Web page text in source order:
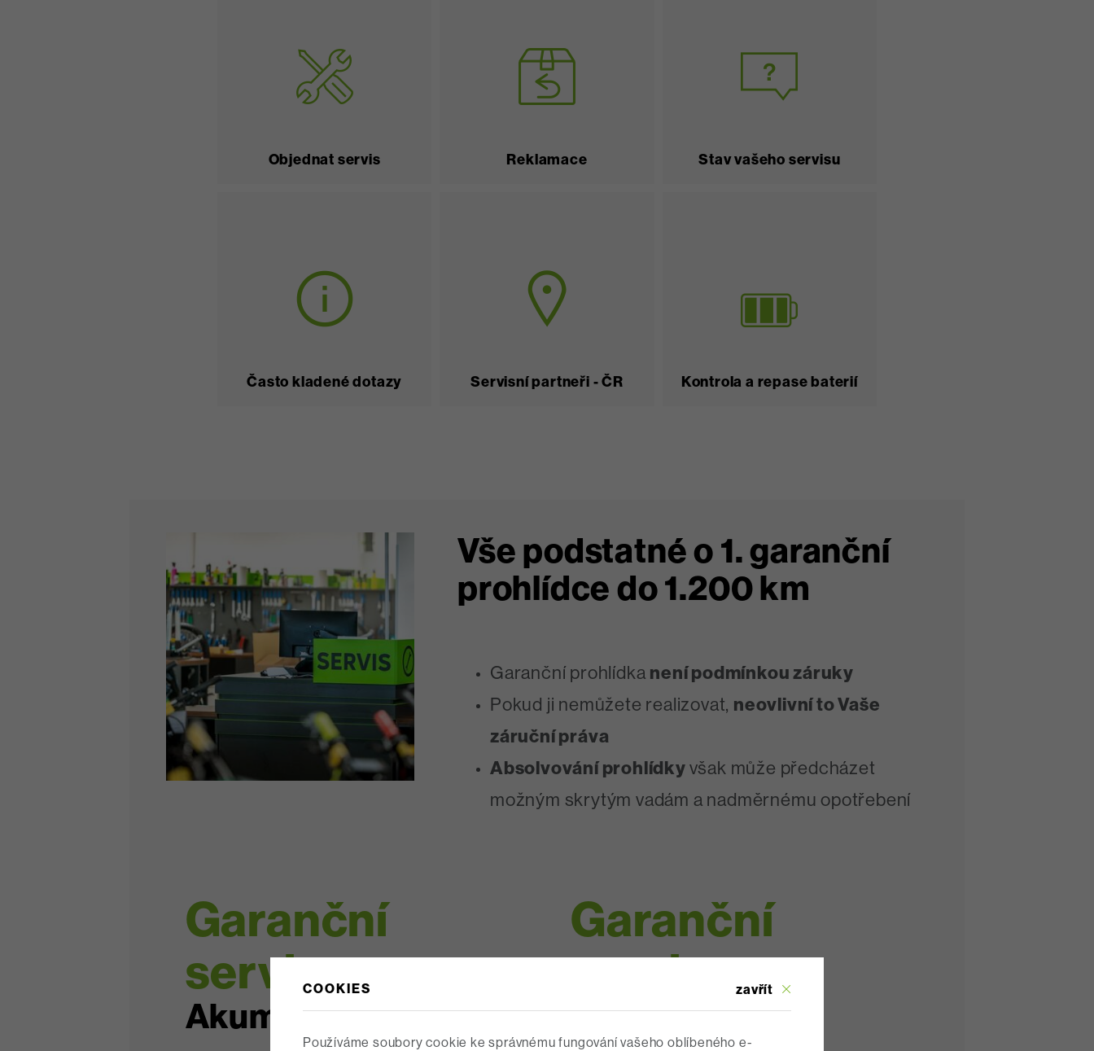
Objednat servis Reklamace Stav vašeho servisu
Často kladené dotazy Servisní partneři - ČR Kontrola a repase baterií
Vše podstatné o 1. garanční
prohlídce do 1.200 km
Garanční prohlídka není podmínkou záruky
Pokud ji nemůžete realizovat, neovlivní to Vaše
záruční práva
Absolvování prohlídkyvšak může předcházet
možným skrytým vadám a nadměrnému opotřebení
Garanční
servis
Akumo Mělník
Garanční
servis
Partneři ČR
COOKIES zavřít
Používáme soubory cookie ke správnému fungování vašeho oblíbeného e-